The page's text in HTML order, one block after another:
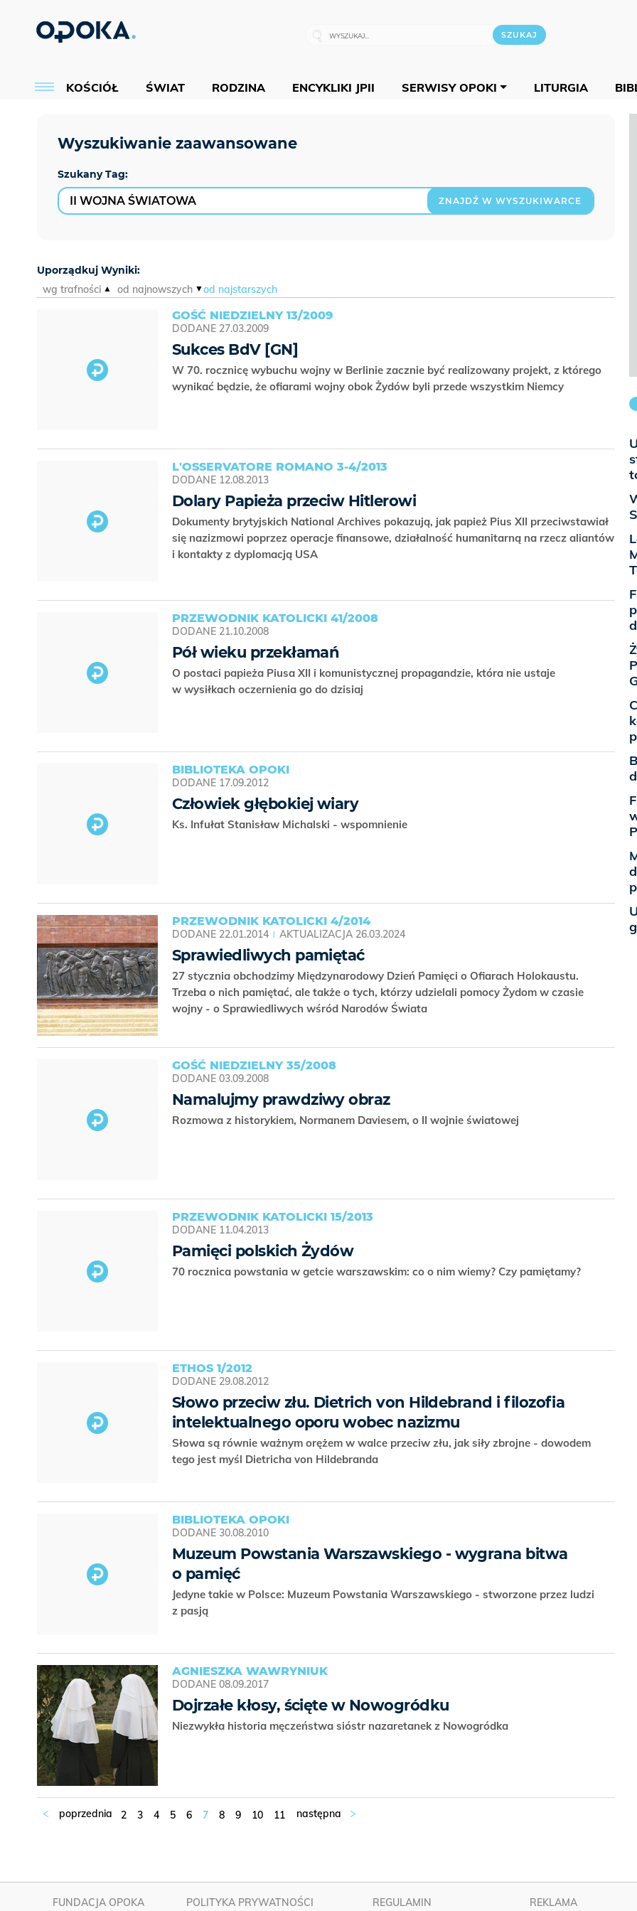
KOŚCIÓŁ ŚWIAT RODZINA ENCYKLIKI JPII SERWISY OPOKI LITURGIA
Szukany Tag:
ZNAJDŹ W WYSZUKIWARCE
Uporządkuj Wyniki:
wg trafności
od najnowszych od najstarszych
GOŚĆ NIEDZIELNY 13/2009
DODANE 27.03.2009
Sukces BdV [GN]
W 70. rocznicę wybuchu wojny w Berlinie zacznie być realizowany projekt, z którego
wynikać będzie, że ofiarami wojny obok Żydów byli przede wszystkim Niemcy
L'OSSERVATORE ROMANO 3-4/2013
DODANE 12.08.2013
Dolary Papieża przeciw Hitlerowi
Dokumenty brytyjskich National Archives pokazują, jak papież Pius XII przeciwstawiał
się nazizmowi poprzez operacje finansowe, działalność humanitarną na rzecz aliantów
i kontakty z dyplomacją USA
PRZEWODNIK KATOLICKI 41/2008
DODANE 21.10.2008
Pół wieku przekłamań
O postaci papieża Piusa XII i komunistycznej propagandzie, która nie ustaje
w wysiłkach oczernienia go do dzisiaj
BIBLIOTEKA OPOKI
DODANE 17.09.2012
Człowiek głębokiej wiary
Ks. Infułat Stanisław Michalski - wspomnienie
PRZEWODNIK KATOLICKI 4/2014
DODANE 22.01.2014 AKTUALIZACJA 26.03.2024
Sprawiedliwych pamiętać
27 stycznia obchodzimy Międzynarodowy Dzień Pamięci o Ofiarach Holokaustu.
Trzeba o nich pamiętać, ale także o tych, którzy udzielali pomocy Żydom w czasie
wojny - o Sprawiedliwych wśród Narodów Świata
GOŚĆ NIEDZIELNY 35/2008
DODANE 03.09.2008
Namalujmy prawdziwy obraz
Rozmowa z historykiem, Normanem Daviesem, o II wojnie światowej
PRZEWODNIK KATOLICKI 15/2013
DODANE 11.04.2013
Pamięci polskich Żydów
70 rocznica powstania w getcie warszawskim: co o nim wiemy? Czy pamiętamy?
ETHOS 1/2012
DODANE 29.08.2012
Słowo przeciw złu. Dietrich von Hildebrand i filozofia
intelektualnego oporu wobec nazizmu
Słowa są równie ważnym orężem w walce przeciw złu, jak siły zbrojne - dowodem
tego jest myśl Dietricha von Hildebranda
BIBLIOTEKA OPOKI
DODANE 30.08.2010
Muzeum Powstania Warszawskiego - wygrana bitwa
o pamięć
Jedyne takie w Polsce: Muzeum Powstania Warszawskiego - stworzone przez ludzi
z pasją
AGNIESZKA WAWRYNIUK
DODANE 08.09.2017
Dojrzałe kłosy, ścięte w Nowogródku
Niezwykła historia męczeństwa sióstr nazaretanek z Nowogródka
2 3 4 5 6 7 8 9 10 11
FUNDACJA OPOKA POLITYKA PRYWATNOŚCI REGULAMIN REKLAMA